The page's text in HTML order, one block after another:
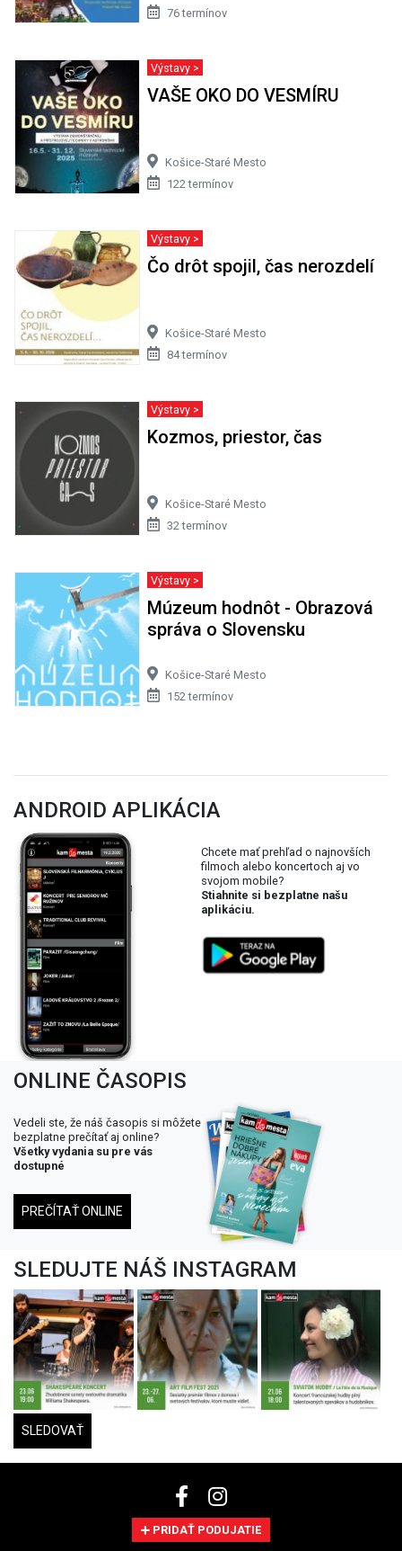
76 termínov
Výstavy >
VAŠE OKO DO VESMÍRU
Košice-Staré Mesto
122 termínov
Výstavy >
Čo drôt spojil, čas nerozdelí
Košice-Staré Mesto
84 termínov
Výstavy >
Kozmos, priestor, čas
Košice-Staré Mesto
32 termínov
Výstavy >
Múzeum hodnôt - Obrazová
správa o Slovensku
Košice-Staré Mesto
152 termínov
ANDROID APLIKÁCIA
Chcete mať prehľad o najnovších
filmoch alebo koncertoch aj vo
svojom mobile?
Stiahnite si bezplatne našu
aplikáciu.
ONLINE ČASOPIS
Vedeli ste, že náš časopis si môžete
bezplatne prečítať aj online?
Všetky vydania su pre vás
dostupné
PREČÍTAŤ ONLINE
SLEDUJTE NÁŠ INSTAGRAM
SLEDOVAŤ
PRIDAŤ PODUJATIE